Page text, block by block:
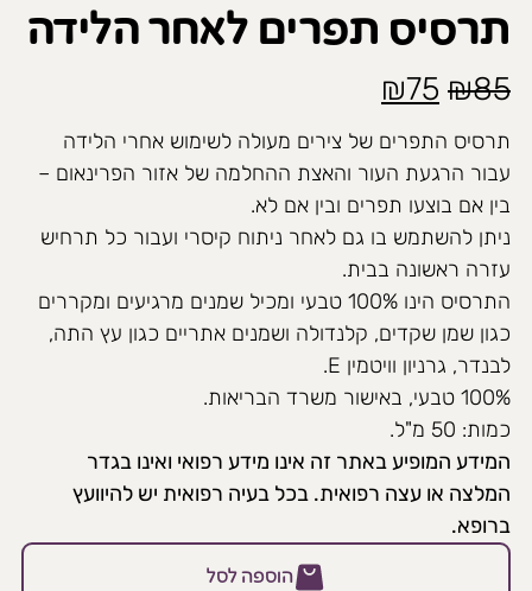
תרסיס תפרים לאחר הלידה
₪85
המחיר
המקורי
היה:
₪85.
₪75
הנוכחי
הוא:
₪75.
תרסיס התפרים של צירים מעולה לשימוש אחרי הלידה
עבור הרגעת העור והאצת ההחלמה של אזור הפרינאום –
בין אם בוצעו תפרים ובין אם לא.
ניתן להשתמש בו גם לאחר ניתוח קיסרי ועבור כל תרחיש
עזרה ראשונה בבית.
התרסיס הינו 100% טבעי ומכיל שמנים מרגיעים ומקררים
כגון שמן שקדים, קלנדולה ושמנים אתריים כגון עץ התה,
לבנדר, גרניון וויטמין E.
100% טבעי, באישור משרד הבריאות.
כמות: 50 מ"ל.
המידע המופיע באתר זה אינו מידע רפואי ואינו בגדר
המלצה או עצה רפואית. בכל בעיה רפואית יש להיוועץ
ברופא.
הוספה לסל